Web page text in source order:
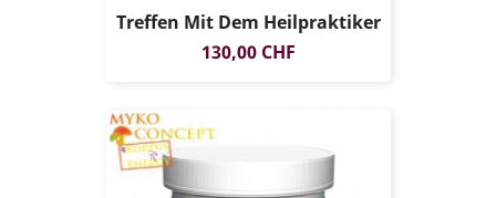
Treffen Mit Dem Heilpraktiker
Preis
130,00 CHF